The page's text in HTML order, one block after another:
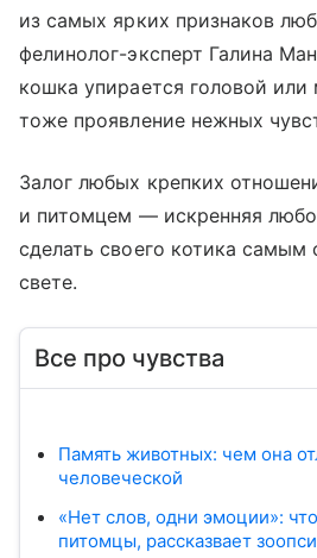
из самых ярких признаков
фелинолог-эксперт Галина
кошка упирается головой
тоже проявление нежных
Залог любых крепких
и питомцем — искренняя
сделать своего котика самым
свете.
Все про чувства
Память животных: чем она
человеческой
«Нет слов, одни эмоции»:
питомцы, рассказвает